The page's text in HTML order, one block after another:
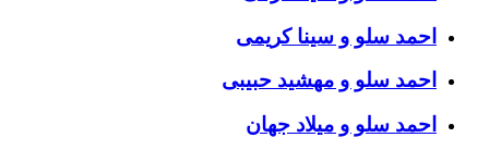
احمد سلو و سینا کریمی
احمد سلو و مهشید حبیبی
احمد سلو و میلاد جهان